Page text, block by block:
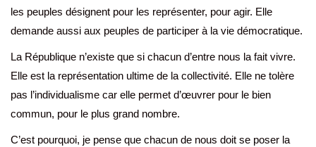
les peuples désignent pour les représenter, pour agir. Elle
demande aussi aux peuples de participer à la vie démocratique.
La République n’existe que si chacun d’entre nous la fait vivre.
Elle est la représentation ultime de la collectivité. Elle ne tolère
pas l’individualisme car elle permet d’œuvrer pour le bien
commun, pour le plus grand nombre.
C’est pourquoi, je pense que chacun de nous doit se poser la